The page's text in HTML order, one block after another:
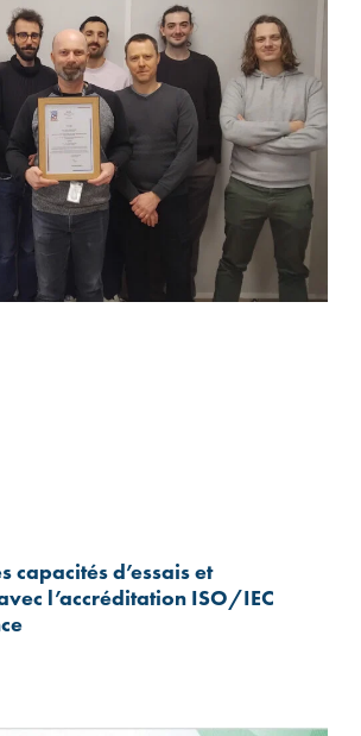
capacités d’essais et
l’accréditation ISO/IEC